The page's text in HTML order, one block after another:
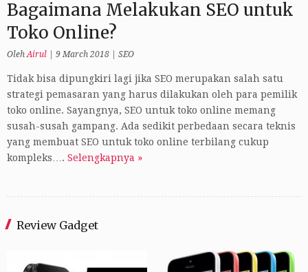
Bagaimana Melakukan SEO untuk
Toko Online?
OlehAirul 9 March 2018 SEO
Tidak bisa dipungkiri lagi jika SEO merupakan salah satu
strategi pemasaran yang harus dilakukan oleh para pemilik
toko online. Sayangnya, SEO untuk toko online memang
susah-susah gampang. Ada sedikit perbedaan secara teknis
yang membuat SEO untuk toko online terbilang cukup
kompleks…. Selengkapnya »
Review Gadget